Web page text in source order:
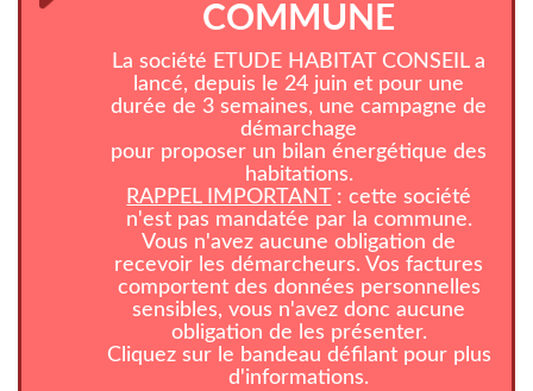
COMMUNE
La société ETUDE HABITAT CONSEIL a
lancé, depuis le 24 juin et pour une
durée de 3 semaines, une campagne de
démarchage
pour proposer un bilan énergétique des
habitations.
RAPPEL IMPORTANT : cette société
n'est pas mandatée par la commune.
Vous n'avez aucune obligation de
recevoir les démarcheurs. Vos factures
comportent des données personnelles
sensibles, vous n'avez donc aucune
obligation de les présenter.
Cliquez sur le bandeau défilant pour plus
d'informations.